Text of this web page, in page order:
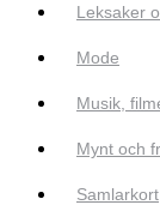
Leksaker
Mode
Musik,
Mynt och
Samlarkort